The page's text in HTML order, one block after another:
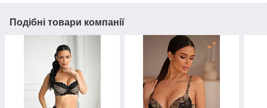
Подібні товари компанії